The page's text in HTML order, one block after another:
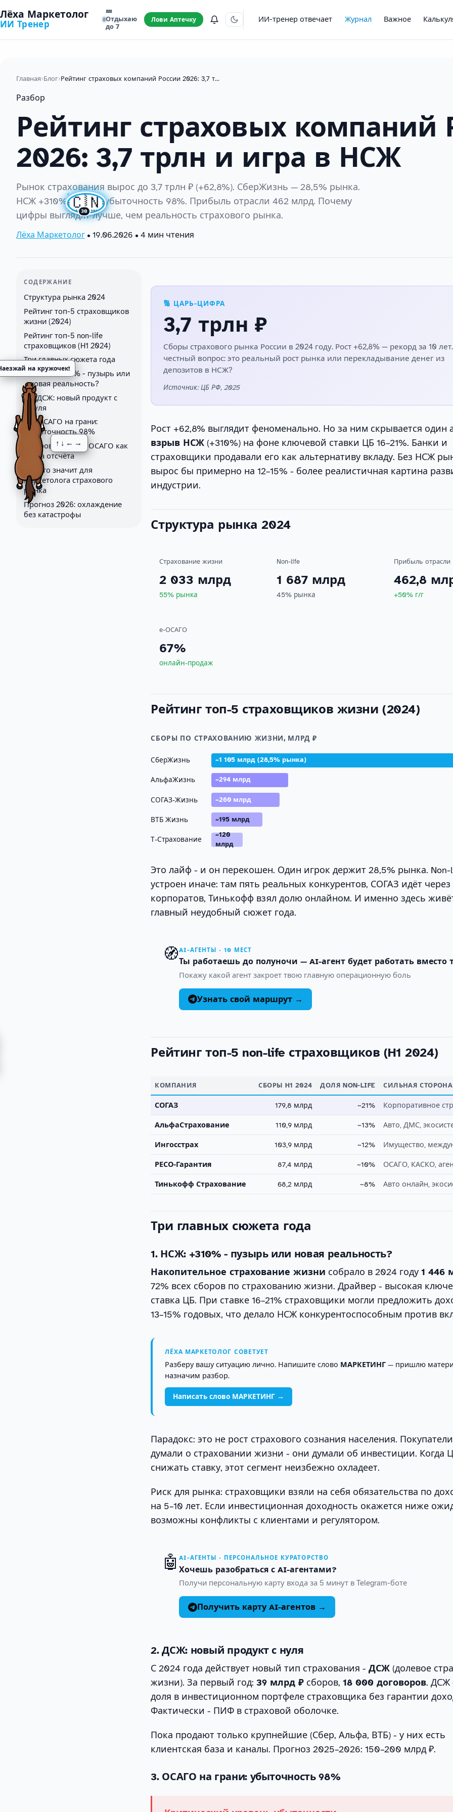
Лёха Маркетолог
ИИ Тренер
💤
Отдыхаю
до 7
Лови Аптечку ИИ-тренер отвечает Журнал Важное
Главная›Блог› Рейтинг страховых компаний России 2026: 3,7 трлн и игра в НСЖ
Разбор
Рейтинг страховых компаний
2026: 3,7 трлн и игра в НСЖ
Рынок страхования вырос до 3,7 трлн ₽ (+62,8%). СберЖизнь — 28,5% рынка.
НСЖ +310%. ОСАГО убыточность 98%. Прибыль отрасли 462 млрд. Почему
цифры выглядят лучше, чем реальность страхового рынка.
Лёха Маркетолог • 19.06.2026 • 4 мин чтения
СОДЕРЖАНИЕ
Структура рынка 2024
Рейтинг топ-5 страховщиков
жизни (2024)
Рейтинг топ-5 non-life
страховщиков (H1 2024)
Три главных сюжета года
1. НСЖ: +310% - пузырь или
новая реальность?
2. ДСЖ: новый продукт с
нуля
3. ОСАГО на грани:
убыточность 98%
Цифровизация: е-ОСАГО как
точка отсчёта
Что это значит для
маркетолога страхового
рынка
Прогноз 2026: охлаждение
без катастрофы
🔢 ЦАРЬ-ЦИФРА
3,7 трлн ₽
Сборы страхового рынка России в 2024 году. Рост +62,8% — рекорд за 10
честный вопрос: это реальный рост рынка или перекладывание денег из
депозитов в НСЖ?
Источник: ЦБ РФ, 2025
Рост +62,8% выглядит феноменально. Но за ним скрывается один
взрыв НСЖ (+310%) на фоне ключевой ставки ЦБ 16–21%. Банки и
страховщики продавали его как альтернативу вкладу. Без НСЖ
вырос бы примерно на 12–15% - более реалистичная картина
индустрии.
Структура рынка 2024
Страхование жизни
2 033 млрд
55% рынка
Non-life
1 687 млрд
45% рынка
Прибыль отрасли
462,8
+50% г/г
е-ОСАГО
67%
онлайн-продаж
Рейтинг топ-5 страховщиков жизни (2024)
СБОРЫ ПО СТРАХОВАНИЮ ЖИЗНИ, МЛРД ₽
СберЖизнь ~1 105 млрд (28,5% рынка)
АльфаЖизнь ~294 млрд
СОГАЗ-Жизнь ~260 млрд
ВТБ Жизнь ~195 млрд
Т-Страхование
~120
млрд
Это лайф - и он перекошен. Один игрок держит 28,5% рынка. Non-
устроен иначе: там пять реальных конкурентов, СОГАЗ идёт через
корпоратов, Тинькофф взял долю онлайном. И именно здесь
главный неудобный сюжет года.
🧭AI-АГЕНТЫ · 10 МЕСТ
Ты работаешь до полуночи — AI-агент будет работать вместо
Покажу какой агент закроет твою главную операционную боль
Узнать свой маршрут →
Рейтинг топ-5 non-life страховщиков (H1 2024)
КОМПАНИЯ СБОРЫ H1 2024 ДОЛЯ NON-LIFE СИЛЬНАЯ СТОРОНА
СОГАЗ 179,8 млрд ~21% Корпоративное
АльфаСтрахование 110,9 млрд ~13% Авто, ДМС,
Ингосстрах 103,9 млрд ~12% Имущество,
РЕСО-Гарантия 87,4 млрд ~10% ОСАГО, КАСКО,
Тинькофф Страхование 68,2 млрд ~8% Авто онлайн,
Три главных сюжета года
1. НСЖ: +310% - пузырь или новая реальность?
Накопительное страхование жизни собрало в 2024 году1 446
72% всех сборов по страхованию жизни. Драйвер - высокая
ставка ЦБ. При ставке 16–21% страховщики могли предложить
13–15% годовых, что делало НСЖ конкурентоспособным против
ЛЁХА МАРКЕТОЛОГ СОВЕТУЕТ
Разберу вашу ситуацию лично. Напишите слово МАРКЕТИНГ — пришлю
назначим разбор.
Написать слово МАРКЕТИНГ →
Парадокс: это не рост страхового сознания населения.
думали о страховании жизни - они думали об инвестиции. Когда
снижать ставку, этот сегмент неизбежно охладеет.
Риск для рынка: страховщики взяли на себя обязательства по
на 5–10 лет. Если инвестиционная доходность окажется ниже
возможны конфликты с клиентами и регулятором.
🤖AI-АГЕНТЫ · ПЕРСОНАЛЬНОЕ КУРАТОРСТВО
Хочешь разобраться с AI-агентами?
Получи персональную карту входа за 5 минут в Telegram-боте
Получить карту AI-агентов →
2. ДСЖ: новый продукт с нуля
С 2024 года действует новый тип страхования -ДСЖ (долевое
жизни). За первый год:39 млрд ₽ сборов,18 000 договоров. ДСЖ
доля в инвестиционном портфеле страховщика без гарантии
Фактически - ПИФ в страховой оболочке.
Пока продают только крупнейшие (Сбер, Альфа, ВТБ) - у них есть
клиентская база и каналы. Прогноз 2025–2026: 150–200 млрд ₽.
3. ОСАГО на грани: убыточность 98%
на кружочек!
↑↓←→
🇨🇳
30